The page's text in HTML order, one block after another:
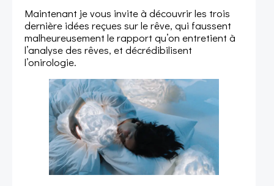
Maintenant je vous invite à découvrir les trois
dernière idées reçues sur le rêve, qui faussent
malheureusement le rapport qu’on entretient à
l’analyse des rêves, et décrédibilisent
l’onirologie.